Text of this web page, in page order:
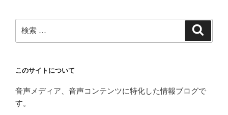
索:
このサイトについて
音声メディア、音声コンテンツに特化した情報ブログで
す。